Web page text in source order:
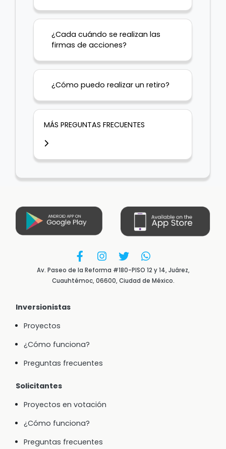
¿Cada cuándo se realizan las
firmas de acciones?
¿Cómo puedo realizar un retiro?
MÁS PREGUNTAS FRECUENTES
Av. Paseo de la Reforma #180-PISO 12 y 14, Juárez,
Cuauhtémoc, 06600, Ciudad de México.
Inversionistas
Proyectos
¿Cómo funciona?
Preguntas frecuentes
Solicitantes
Proyectos en votación
¿Cómo funciona?
Preguntas frecuentes